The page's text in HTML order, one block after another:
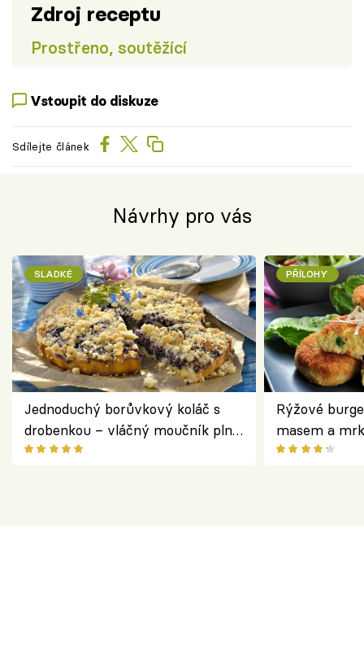
Zdroj receptu
Prostřeno, soutěžící
Vstoupit do diskuze
Sdílejte článek
Návrhy pro vás
SLADKÉ
Jednoduchý borůvkový koláč s
drobenkou – vláčný moučník plný
ovoce
PŘÍLOHY
Rýžové
masem a
salátem –